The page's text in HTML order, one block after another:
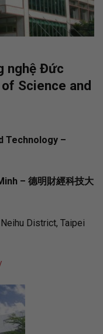
nghệ Đức
Science and
Technology –
– 德明財經科技大
Neihu District, Taipei